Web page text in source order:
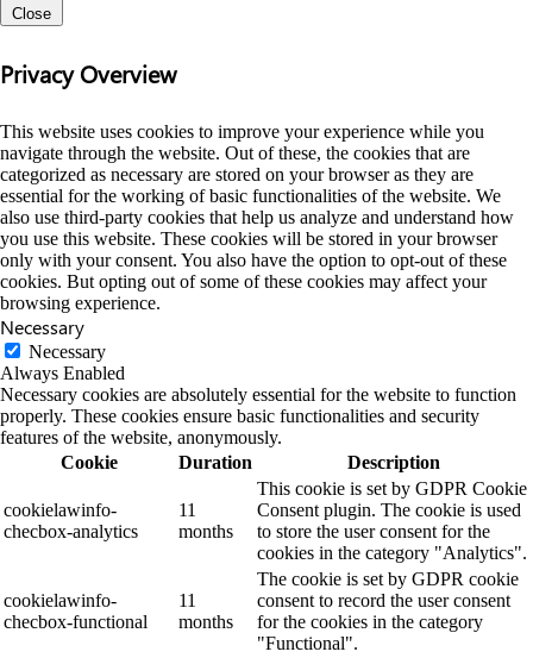
Close
Privacy Overview
This website uses cookies to improve your experience while you
navigate through the website. Out of these, the cookies that are
categorized as necessary are stored on your browser as they are
essential for the working of basic functionalities of the website. We
also use third-party cookies that help us analyze and understand how
you use this website. These cookies will be stored in your browser
only with your consent. You also have the option to opt-out of these
cookies. But opting out of some of these cookies may affect your
browsing experience.
Necessary
Necessary
Always Enabled
Necessary cookies are absolutely essential for the website to function
properly. These cookies ensure basic functionalities and security
features of the website, anonymously.
Cookie
Duration Description
cookielawinfo-
checbox-analytics
11
months
This cookie is set by GDPR Cookie
Consent plugin. The cookie is used
to store the user consent for the
cookies in the category "Analytics".
cookielawinfo-
checbox-functional
11
months
The cookie is set by GDPR cookie
consent to record the user consent
for the cookies in the category
"Functional".